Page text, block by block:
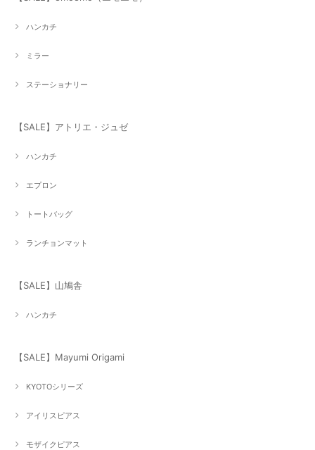
ハンカチ
ミラー
ステーショナリー
【SALE】アトリエ・ジュゼ
ハンカチ
エプロン
トートバッグ
ランチョンマット
【SALE】山鳩舎
ハンカチ
【SALE】Mayumi Origami
KYOTOシリーズ
アイリスピアス
モザイクピアス